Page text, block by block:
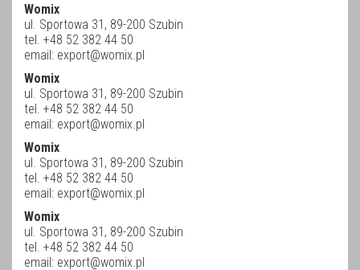
Womix
ul. Sportowa 31, 89-200 Szubin
tel. +48 52 382 44 50
email: export@womix.pl
Womix
ul. Sportowa 31, 89-200 Szubin
tel. +48 52 382 44 50
email: export@womix.pl
Womix
ul. Sportowa 31, 89-200 Szubin
tel. +48 52 382 44 50
email: export@womix.pl
Womix
ul. Sportowa 31, 89-200 Szubin
tel. +48 52 382 44 50
email: export@womix.pl